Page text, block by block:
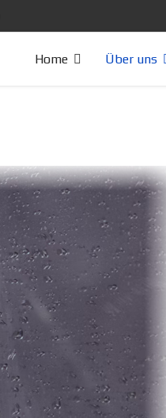
Home Über uns